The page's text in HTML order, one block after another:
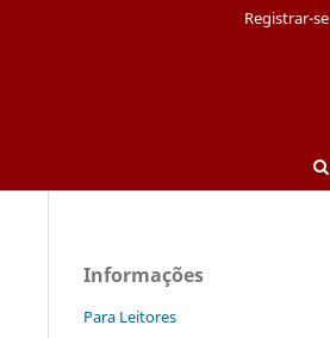
Registrar-se
Informações
Para Leitores